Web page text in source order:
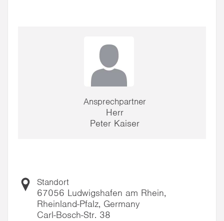
Ansprechpartner
Herr
Peter Kaiser
Standort
67056 Ludwigshafen am Rhein,
Rheinland-Pfalz, Germany
Carl-Bosch-Str. 38